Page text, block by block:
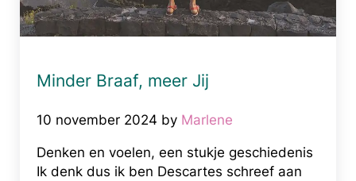
Minder Braaf, meer Jij
10 november 2024 by Marlene
Denken en voelen, een stukje geschiedenis
Ik denk dus ik ben Descartes schreef aan